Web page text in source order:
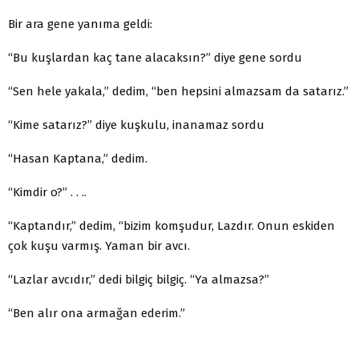
Bir ara gene yanıma geldi:
“Bu kuşlardan kaç tane alacaksın?” diye gene sordu
“Sen hele yakala,” dedim, “ben hepsini almazsam da satarız.”
“Kime satarız?” diye kuşkulu, inanamaz sordu
“Hasan Kaptana,” dedim.
“Kimdir o?” . . ..
“Kaptandır,” dedim, “bizim komşudur, Lazdır. Onun eskiden
çok kuşu varmış. Yaman bir avcı.
“Lazlar avcıdır,” dedi bilgiç bilgiç. “Ya almazsa?”
“Ben alır ona armağan ederim.”